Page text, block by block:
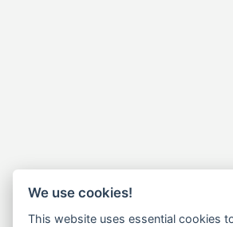
We use cookies!
This website uses essential cookies